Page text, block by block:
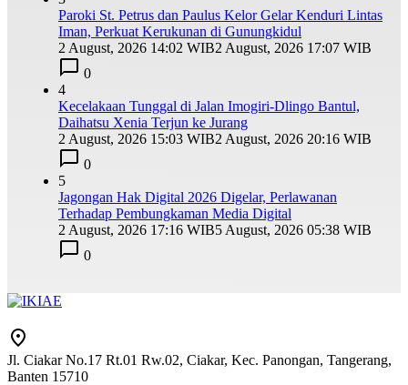
Paroki St. Petrus dan Paulus Kelor Gelar Kenduri Lintas
Iman, Perkuat Kerukunan di Gunungkidul
2 August, 2026 14:02 WIB2 August, 2026 17:07 WIB
0
4
Kecelakaan Tunggal di Jalan Imogiri-Dlingo Bantul,
Daihatsu Xenia Terjun ke Jurang
2 August, 2026 15:03 WIB2 August, 2026 20:16 WIB
0
5
Jagongan Hak Digital 2026 Digelar, Perlawanan
Terhadap Pembungkaman Media Digital
2 August, 2026 17:16 WIB5 August, 2026 05:38 WIB
0
Jl. Ciakar No.17 Rt.01 Rw.02, Ciakar, Kec. Panongan, Tangerang,
Banten 15710